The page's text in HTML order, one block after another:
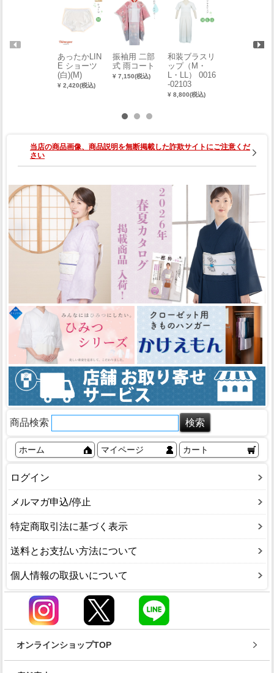
あったかLIN
E ショーツ
(白)(M)
¥ 2,420(税込)
振袖用 二部
式 雨コート
¥ 7,150(税込)
和装ブラスリ
ップ（M・
L・LL） 0016
-02103
¥ 8,800(税込)
当店の商品画像、商品説明を無断掲載した詐欺サイトにご注意くだ
さい
商品検索
ホーム マイページ カート
ログイン
メルマガ申込/停止
特定商取引法に基づく表示
送料とお支払い方法について
個人情報の取扱いについて
オンラインショップTOP